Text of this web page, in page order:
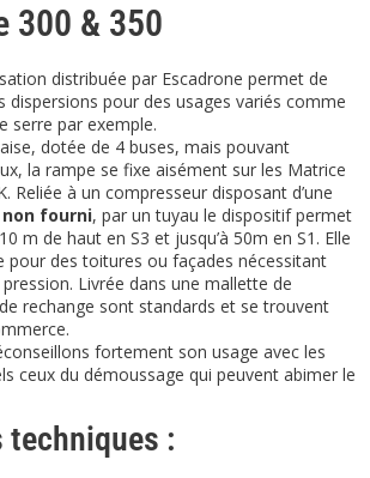
300 & 350
distribuée par Escadrone permet de
dispersions pour des usages variés comme
serre par exemple.
dotée de 4 buses, mais pouvant
la rampe se fixe aisément sur les Matrice
Reliée à un compresseur disposant d’une
non fourni, par un tuyau le dispositif permet
m de haut en S3 et jusqu’à 50m en S1. Elle
pour des toitures ou façades nécessitant
Livrée dans une mallette de
rechange sont standards et se trouvent
fortement son usage avec les
ceux du démoussage qui peuvent abimer le
: